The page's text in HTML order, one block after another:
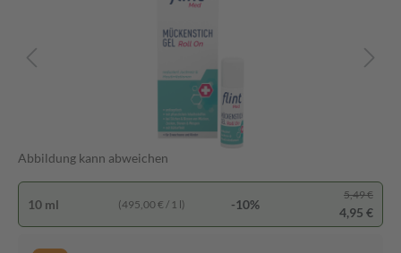
Abbildung kann abweichen
10 ml (495,00 € / 1 l) -10%
5,49 €
4,95 €